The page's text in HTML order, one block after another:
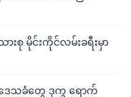
းစု မိုင်းကိုင်လမ်းခရီးမှာ
သခံတွေ ဒုက္ခ ရောက်